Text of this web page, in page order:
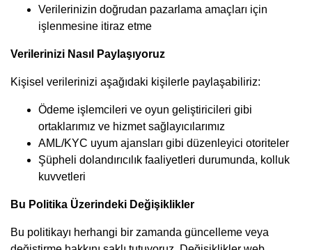
Verilerinizin doğrudan pazarlama amaçları için
işlenmesine itiraz etme
Verilerinizi Nasıl Paylaşıyoruz
Kişisel verilerinizi aşağıdaki kişilerle paylaşabiliriz:
Ödeme işlemcileri ve oyun geliştiricileri gibi
ortaklarımız ve hizmet sağlayıcılarımız
AML/KYC uyum ajansları gibi düzenleyici otoriteler
Şüpheli dolandırıcılık faaliyetleri durumunda, kolluk
kuvvetleri
Bu Politika Üzerindeki Değişiklikler
Bu politikayı herhangi bir zamanda güncelleme veya